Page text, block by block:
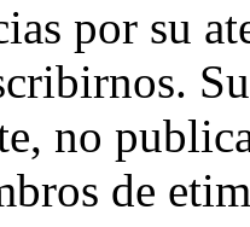
por su
no
de